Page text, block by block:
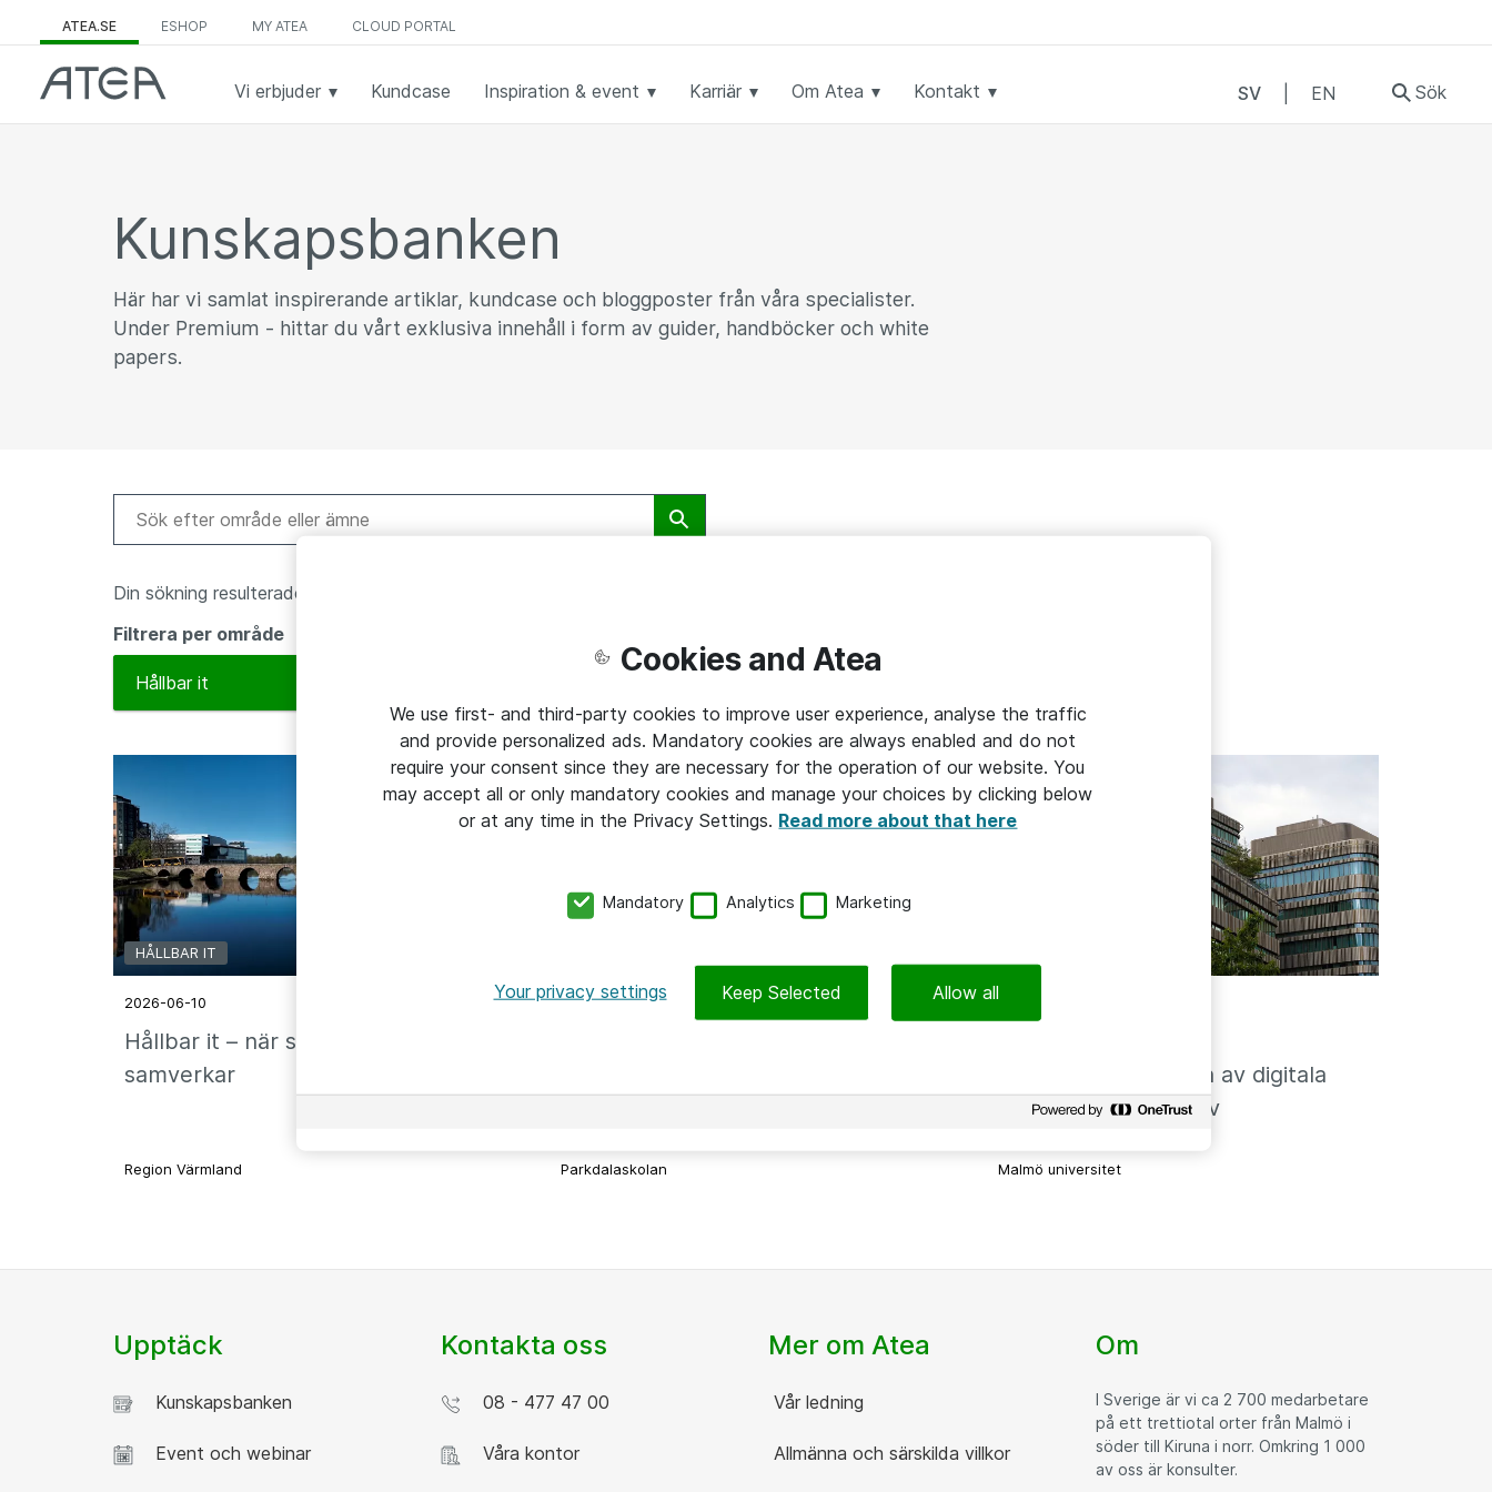
ATEA.SE ESHOP MY ATEA CLOUD PORTAL
Vi erbjuder Kundcase Inspiration & event Karriär Om Atea Kontakt SV EN Sök
Kunskapsbanken
Här har vi samlat inspirerande artiklar, kundcase och bloggposter från våra specialister.
Under Premium - hittar du vårt exklusiva innehåll i form av guider, handböcker och white
papers.
Din sökning resulterade i 3 sidor
Filtrera per område
Hållbar it
HÅLLBAR IT
2026-06-10
Hållbar it – när strategier
samverkar
Region Värmland
2026-06-08
Parkdalaskolan
2024-10-31
livscykelhanteringen av digitala
enheter mer effektiv
Malmö universitet
Upptäck
Kunskapsbanken
Event och webinar
Kontakta oss
08 - 477 47 00
Våra kontor
Mer om Atea
Vår ledning
Allmänna och särskilda villkor
Om
I Sverige är vi ca 2 700 medarbetare
på ett trettiotal orter från Malmö i
söder till Kiruna i norr. Omkring 1 000
av oss är konsulter.
Cookies and Atea
We use first- and third-party cookies to improve user experience, analyse the traffic
and provide personalized ads. Mandatory cookies are always enabled and do not
require your consent since they are necessary for the operation of our website. You
may accept all or only mandatory cookies and manage your choices by clicking below
or at any time in the Privacy Settings. Read more about that here
Mandatory Analytics Marketing
Your privacy settings Keep Selected Allow all